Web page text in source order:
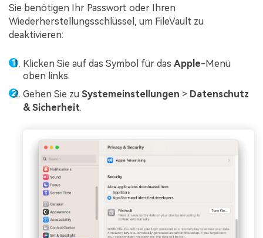
Sie benötigen Ihr Passwort oder Ihren
Wiederherstellungsschlüssel, um FileVault zu
deaktivieren:
Klicken Sie auf das Symbol für das Apple-Menü
oben links.
Gehen Sie zu Systemeinstellungen > Datenschutz
& Sicherheit.